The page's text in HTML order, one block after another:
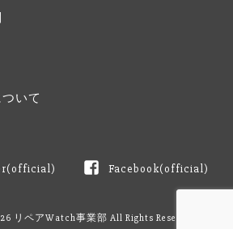
いて
Facebook(official)
リペアWatch事業部 All Rights Reserved.